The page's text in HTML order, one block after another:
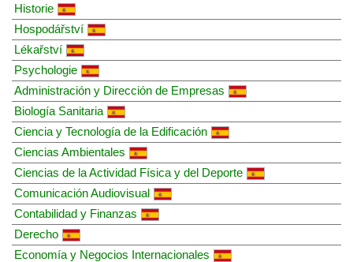
Historie
Hospodářství
Lékařství
Psychologie
Administración y Dirección de Empresas
Biología Sanitaria
Ciencia y Tecnología de la Edificación
Ciencias Ambientales
Ciencias de la Actividad Física y del Deporte
Comunicación Audiovisual
Contabilidad y Finanzas
Derecho
Economía y Negocios Internacionales